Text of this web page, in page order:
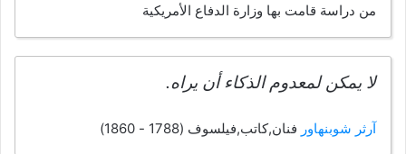
من دراسة قامت بها وزارة الدفاع الأمريكية
لا يمكن لمعدوم الذكاء أن يراه.
آرثر شوبنهاور فنان,كاتب,فيلسوف (1788 - 1860)